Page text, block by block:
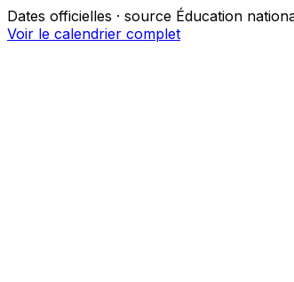
Dates officielles · source Éducation
Voir le calendrier complet